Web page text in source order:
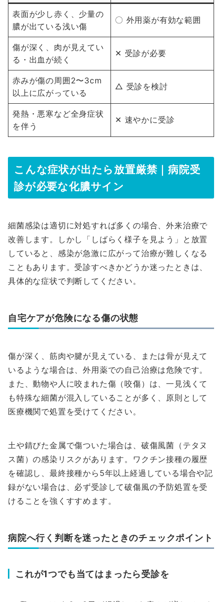
表面が少し赤く、少量の
膿が出ている浅い傷
〇 外用薬が有効な範囲
傷が深く、肉が見えてい
る・出血が続く
✕ 受診が必要
赤みが傷の周囲2〜3cm
以上に広がっている
△ 受診を検討
発熱・悪寒など全身症状
を伴う
✕ 速やかに受診
こんな症状が出たら放置厳禁｜病院受
診が必要な化膿サイン
細菌感染は適切に対処すれば多くの場合、外来治療で
改善します。しかし「しばらく様子を見よう」と放置
していると、感染が急激に広がって治療が難しくなる
こともあります。受診すべきかどうか迷ったときは、
具体的な症状で判断してください。
自宅ケアが危険になる傷の状態
傷が深く、筋肉や腱が見えている、または骨が見えて
いるような場合は、外用薬での自己治療は危険です。
また、動物や人に咬まれた傷（咬傷）は、一見浅くて
も特殊な細菌が混入していることが多く、原則として
医療機関で処置を受けてください。
土や錆びた金属で傷ついた場合は、破傷風菌（テタヌ
ス菌）の感染リスクがあります。ワクチン接種の履歴
を確認し、最終接種から5年以上経過している場合や記
録がない場合は、必ず受診して破傷風の予防処置を受
けることを強くすすめます。
病院へ行く判断を迷ったときのチェックポイント
これが1つでも当てはまったら受診を